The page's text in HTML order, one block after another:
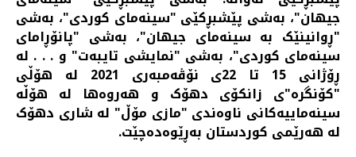
جیهان"، بەشی پێشبڕکێی "سینەمای کوردی"، بەشی
"ڕوانینێک بە سینەمای جیهان"، بەشی "پانۆڕامای
سینەمای کوردی"، بەشی "نمایشی تایبەت" و . . . لە
ڕۆژانی 15 تا 22ی نۆڤەمبەری 2021 لە هۆڵی
"کۆنگرە"ی زانکۆی دهۆک و هەروەها له هۆڵە
سینەماییەکانی ناوەندی "مازی مۆڵ" لە شاری دهۆک
لە هەرێمی کوردستان بەڕێوەدەچێت.